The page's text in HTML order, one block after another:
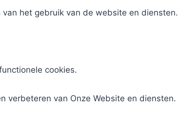
het gebruik van de website en diensten.
cookies.
verbeteren van Onze Website en diensten.